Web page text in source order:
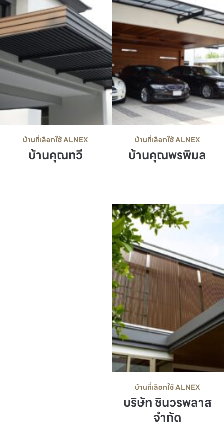
บ้านที่เลือกใช้ ALNEX
บ้านคุณทวี
บ้านที่เลือกใช้ ALNEX
บ้านคุณพรพิมล
บ้านที่เลือกใช้ ALNEX
บริษัท ชินวรพลาส
จำกัด